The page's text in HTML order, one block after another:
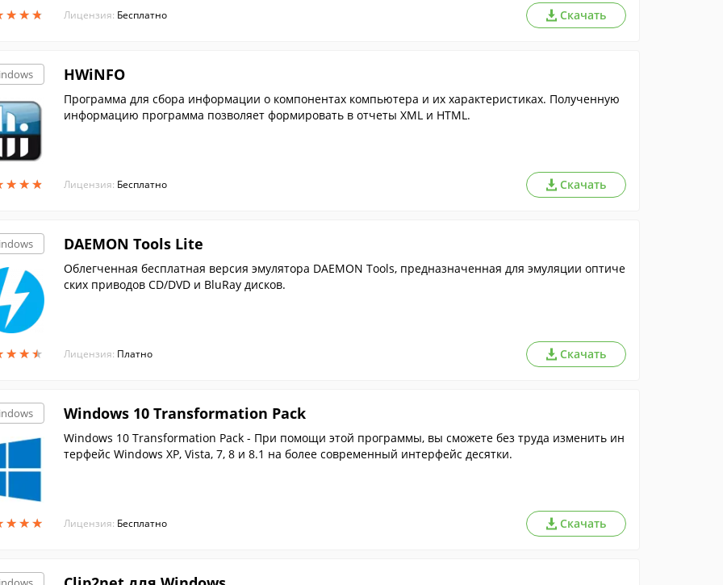
★★★
★★★ Лицензия: Бесплатно Скачать
★★★
★★★
HWiNFO
Программа для сбора информации о компонентах компьютера и их характеристиках. Полученную
информацию программа позволяет формировать в отчеты XML и HTML.
Лицензия: Бесплатно Скачать
★★★
★★★
DAEMON Tools Lite
Облегченная бесплатная версия эмулятора DAEMON Tools, предназначенная для эмуляции оптиче
ских приводов CD/DVD и BluRay дисков.
Лицензия: Платно Скачать
★★★
★★★
Windows 10 Transformation Pack
Windows 10 Transformation Pack - При помощи этой программы, вы сможете без труда изменить ин
терфейс Windows XP, Vista, 7, 8 и 8.1 на более современный интерфейс десятки.
Лицензия: Бесплатно Скачать